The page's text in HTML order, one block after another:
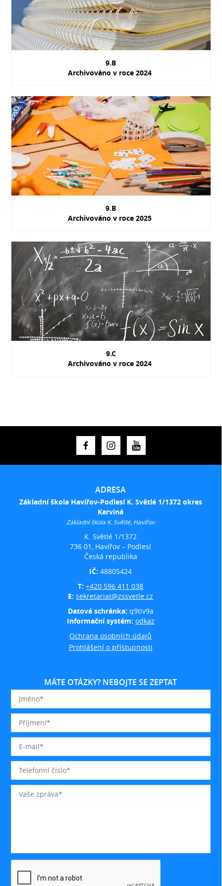
9.B
Archivováno v roce 2024
9.B
Archivováno v roce 2025
9.C
Archivováno v roce 2024
ADRESA
Základní škola Havířov-Podlesí K. Světlé 1/1372 okres
Karviná
Základní škola K. Světlé, Havířov
K. Světlé 1/1372
736 01, Havířov – Podlesí
Česká republika
IČ:48805424
T:+420 596 411 038
E:sekretariat@zssvetle.cz
Datová schránka: q9tiv9a
Informační systém: odkaz
Ochrana osobních údajů
Prohlášení o přístupnosti
MÁTE OTÁZKY? NEBOJTE SE ZEPTAT